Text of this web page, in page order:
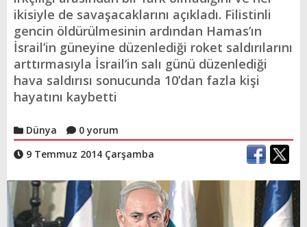
ikisiyle de savaşacaklarını açıkladı. Filistinli
gencin öldürülmesinin ardından Hamas’ın
İsrail’in güneyine düzenlediği roket saldırılarını
arttırmasıyla İsrail’in salı günü düzenlediği
hava saldırısı sonucunda 10’dan fazla kişi
hayatını kaybetti
Dünya
0 yorum
9 Temmuz 2014 Çarşamba